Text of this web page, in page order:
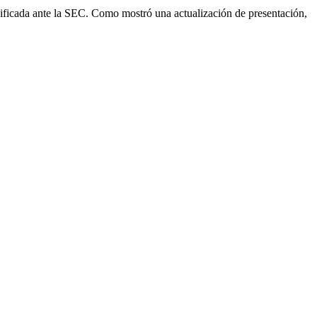
ante la SEC. Como mostró una actualización de presentación,